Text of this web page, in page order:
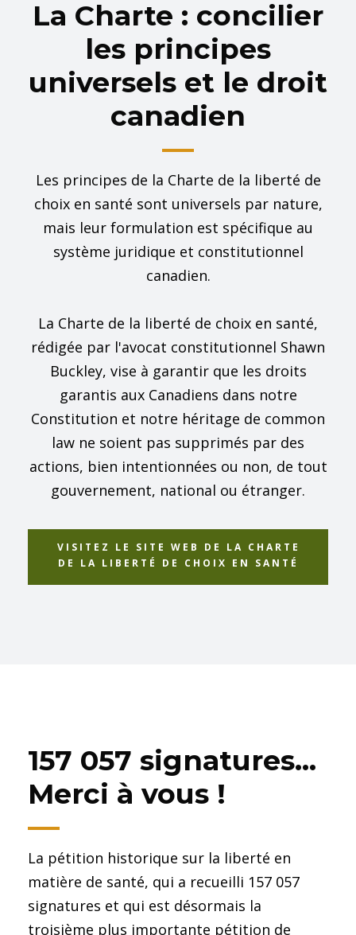
La Charte : concilier
les principes
universels et le droit
canadien
Les principes de la Charte de la liberté de
choix en santé sont universels par nature,
mais leur formulation est spécifique au
système juridique et constitutionnel
canadien.
La Charte de la liberté de choix en santé,
rédigée par l'avocat constitutionnel Shawn
Buckley, vise à garantir que les droits
garantis aux Canadiens dans notre
Constitution et notre héritage de common
law ne soient pas supprimés par des
actions, bien intentionnées ou non, de tout
gouvernement, national ou étranger.
VISITEZ LE SITE WEB DE LA CHARTE
DE LA LIBERTÉ DE CHOIX EN SANTÉ
157 057 signatures...
Merci à vous !
La pétition historique sur la liberté en
matière de santé, qui a recueilli 157 057
signatures et qui est désormais la
troisième plus importante pétition de